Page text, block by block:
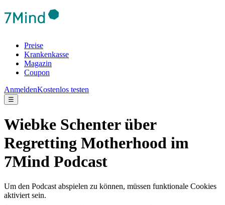
Preise
Krankenkasse
Magazin
Coupon
AnmeldenKostenlos testen
☰
Wiebke Schenter über
Regretting Motherhood im
7Mind Podcast
Um den Podcast abspielen zu können, müssen funktionale Cookies
aktiviert sein.